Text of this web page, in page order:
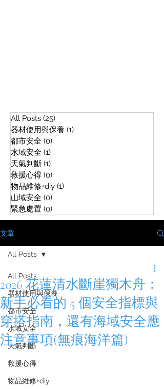
All Posts (25)
器材使用與保養 (1)
都市安全 (0)
水域安全 (1)
天氣判斷 (1)
救援心得 (0)
物品維修+diy (1)
山域安全 (0)
緊急處置 (0)
文章
All Posts
器材使用與保養
都市安全
水域安全
天氣判斷
救援心得
物品維修+diy
All Posts
2026 花蓮清水斷崖獨木舟：
新手必看的 5 個安全指標與
穿搭指南，還有海域安全應
注意事項(無痕海洋篇)